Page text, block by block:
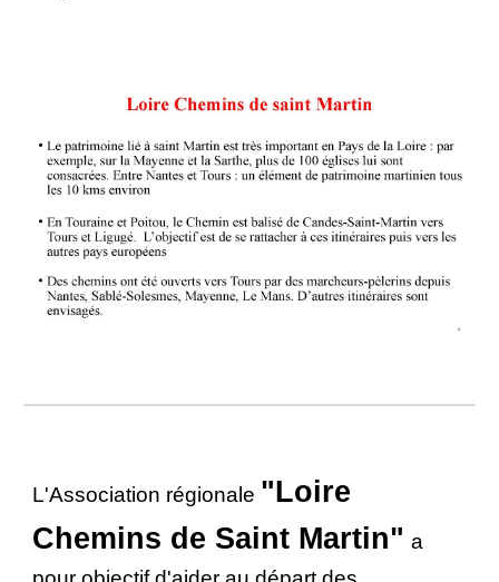
L'Association régionale "Loire
Chemins de Saint Martin" a